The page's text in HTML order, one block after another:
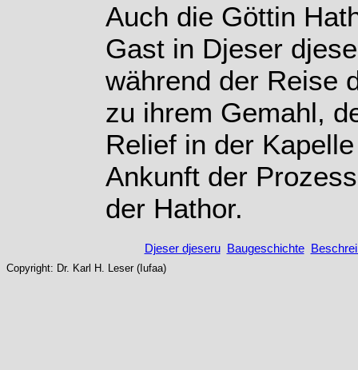
Auch die Göttin
Gast in Djeser
während der Reise
zu ihrem Gemahl,
Relief in der
Ankunft der
der Hathor.
Djeser djeseru Baugeschichte
Copyright: Dr. Karl H. Leser (Iufaa)